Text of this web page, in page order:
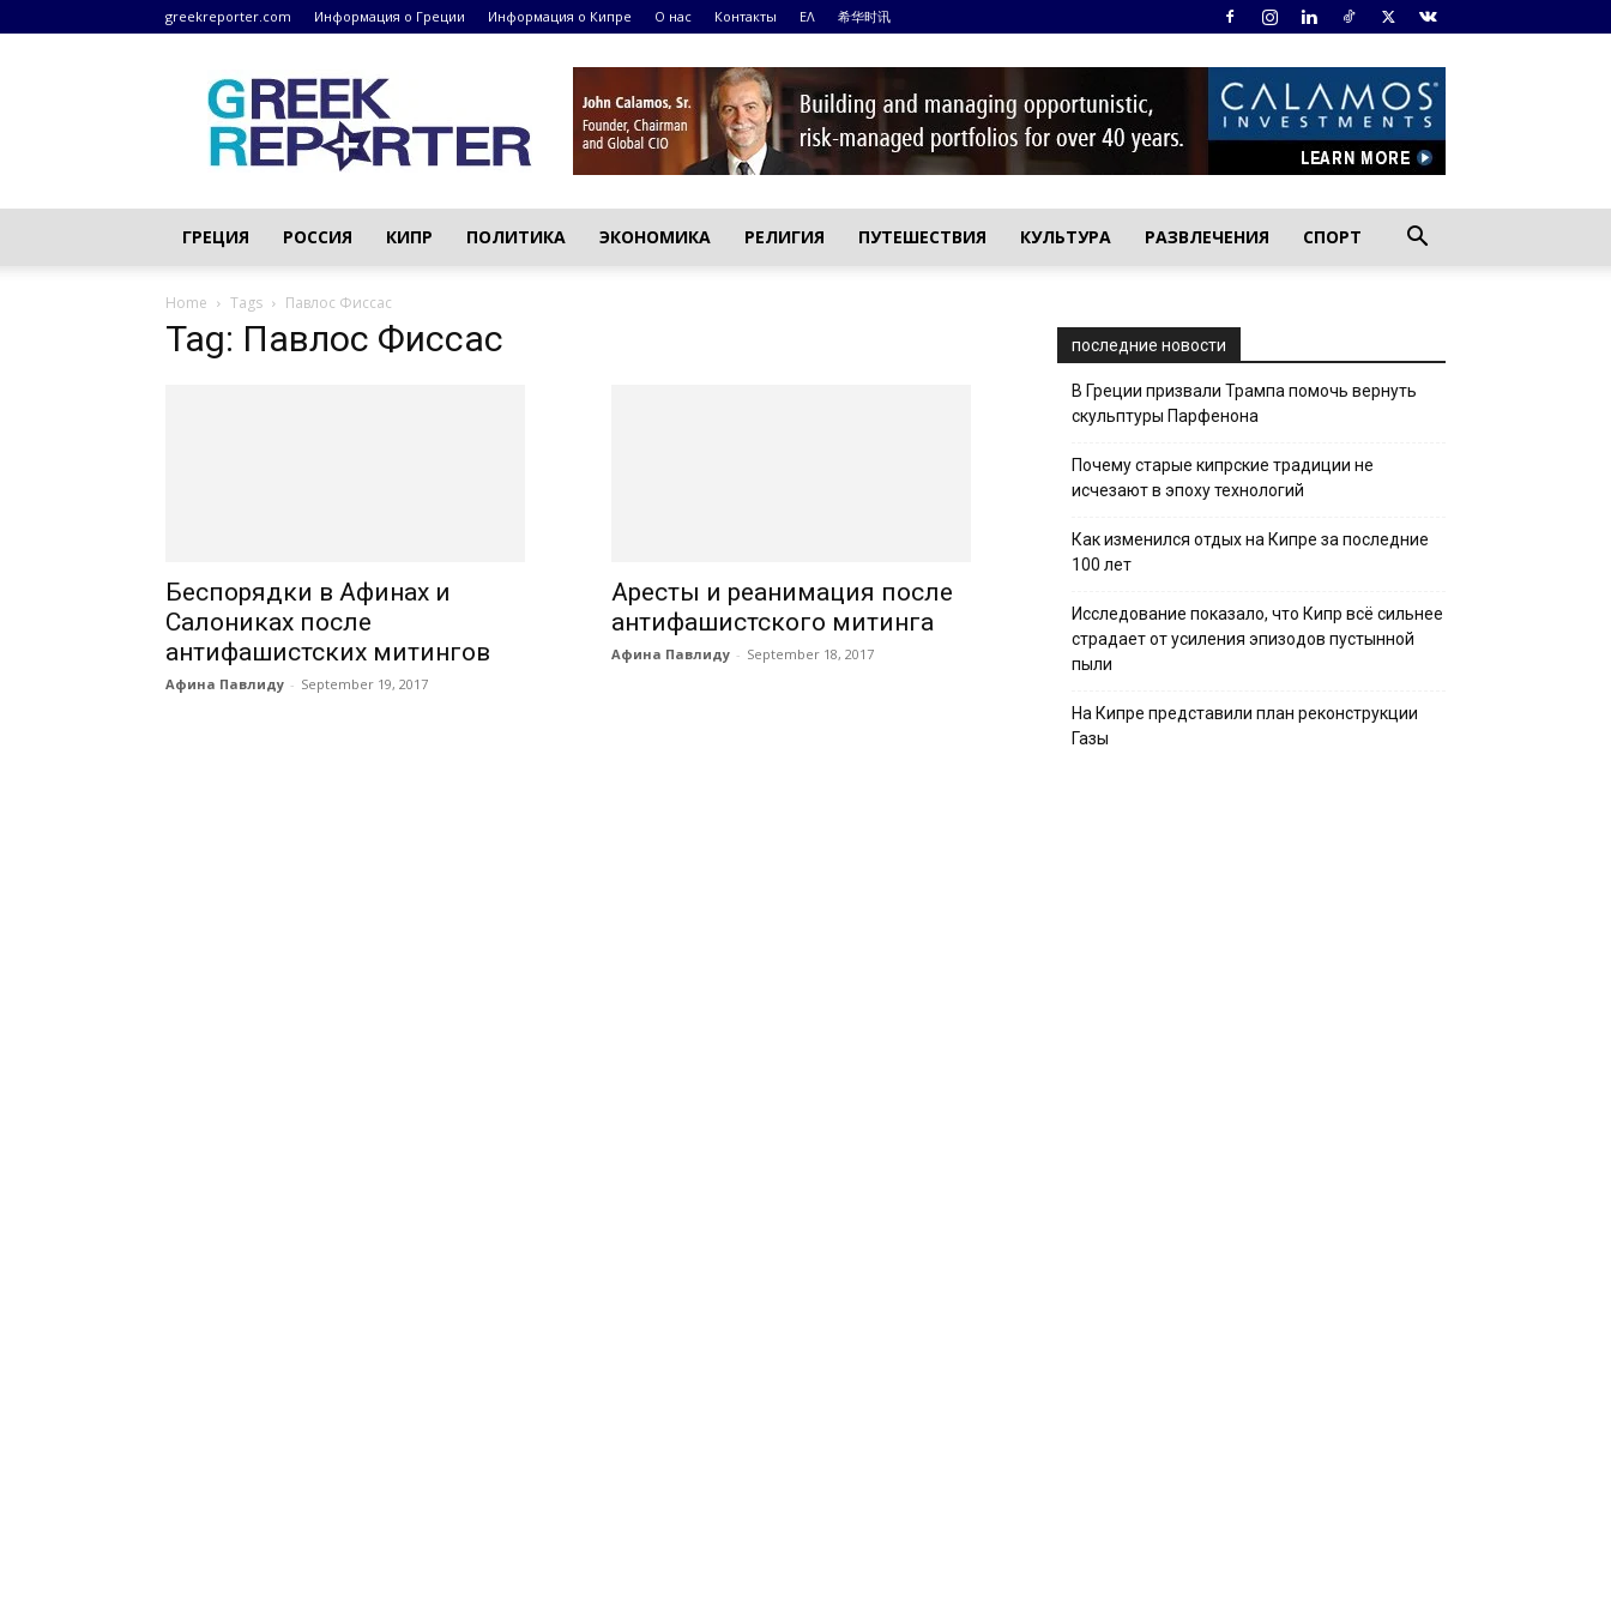
greekreporter.com Информация о Греции Информация о Кипре О нас Контакты ΕΛ 希华时讯
Греческие
новости
–
greekreporter.com
ГРЕЦИЯ РОССИЯ КИПР ПОЛИТИКА ЭКОНОМИКА РЕЛИГИЯ ПУТЕШЕСТВИЯ КУЛЬТУРА РАЗВЛЕЧЕНИЯ СПОРТ
Home Tags Павлос Фиссас
Tag: Павлос Фиссас
Беспорядки в Афинах и
Салониках после
антифашистских митингов
Афина Павлиду - September 19, 2017
Аресты и реанимация после
антифашистского митинга
Афина Павлиду - September 18, 2017
последние новости
В Греции призвали Трампа помочь вернуть
скульптуры Парфенона
Почему старые кипрские традиции не
исчезают в эпоху технологий
Как изменился отдых на Кипре за последние
100 лет
Исследование показало, что Кипр всё сильнее
страдает от усиления эпизодов пустынной
пыли
На Кипре представили план реконструкции
Газы